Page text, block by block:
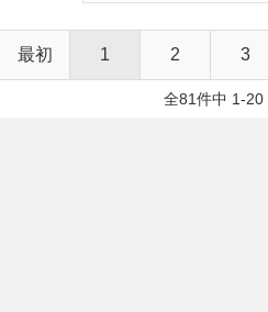
最初 1 2 3
全81件中 1-20